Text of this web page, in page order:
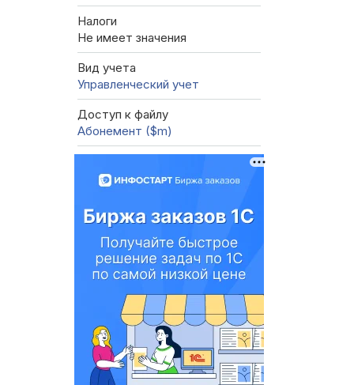
Налоги
Не имеет значения
Вид учета
Управленческий учет
Доступ к файлу
Абонемент ($m)